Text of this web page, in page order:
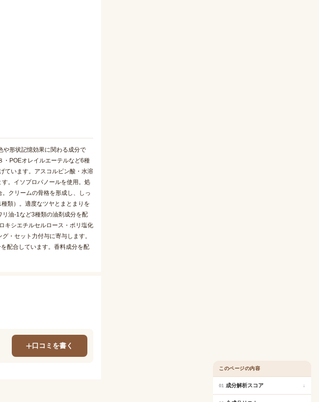
や形状記憶効果に関わる成分で
・POEオレイルエーテルなど6種
ています。アスコルビン酸・水溶
。イソプロパノールを使用。処
クリームの骨格を形成し、しっ
類）。適度なツヤとまとまりを
油-1など3種類の油剤成分を配
キシエチルセルロース・ポリ塩化
・セット力付与に寄与します。
配合しています。香料成分を配
口コミを書く
このページの内容
01 成分解析スコア ↓